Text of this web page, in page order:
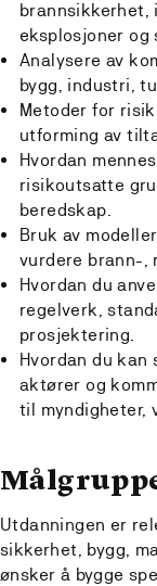
brannsikkerhet,
eksplosjoner
Analysere av
bygg, industri,
Metoder for
utforming av
Hvordan
risikoutsatte
beredskap.
Bruk av
vurdere brann-,
Hvordan du
regelverk,
prosjektering.
Hvordan du kan
aktører og
til myndigheter,
Utdanningen er
sikkerhet, bygg,
ønsker å bygge